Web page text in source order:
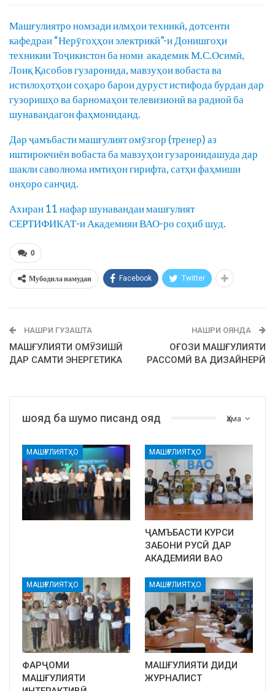
Машғулиятро номзади илмҳои техникӣ, дотсенти
кафедраи “Нерӯгоҳҳои электрикӣ”-и Донишгоҳи
техникии Тоҷикистон ба номи академик М.С.Осимӣ,
Лоиқ Қасобов гузаронида, мавзуҳои вобаста ва
истилоҳотҳои соҳаро барои дуруст истифода бурдан дар
гузоришҳо ва барномаҳои телевизионӣ ва радиоӣ ба
шунавандагон фаҳмониданд.
Дар ҷамъбасти машғулият омӯзгор (тренер) аз
иштирокчиён вобаста ба мавзуҳои гузаронидашуда дар
шакли саволнома имтиҳон гирифта, сатҳи фаҳмиши
онҳоро санҷид.
Ахиран 11 нафар шунавандаи машғулият
СЕРТИФИКАТ-и Академияи ВАО-ро соҳиб шуд.
0
Мубодила намудан Facebook Twitter
НАШРИ ГУЗАШТА
МАШҒУЛИЯТИ ОМӮЗИШӢ
ДАР САМТИ ЭНЕРГЕТИКА
НАШРИ ОЯНДА
ОҒОЗИ МАШҒУЛИЯТИ
РАССОМӢ ВА ДИЗАЙНЕРӢ
Ҳама
шояд ба шумо писанд ояд
МАШҒУЛИЯТҲО МАШҒУЛИЯТҲО
ҶАМЪБАСТИ КУРСИ
ЗАБОНИ РУСӢ ДАР
АКАДЕМИЯИ ВАО
МАШҒУЛИЯТҲО
ФАРҶОМИ
МАШҒУЛИЯТИ
МАШҒУЛИЯТҲО
МАШҒУЛИЯТИ ДИДИ
ЖУРНАЛИСТ